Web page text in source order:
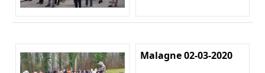
Malagne 02-03-2020